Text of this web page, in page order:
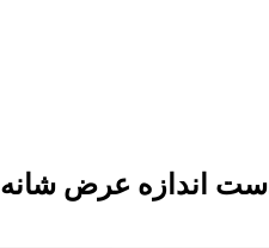
اندازه عرض شانه